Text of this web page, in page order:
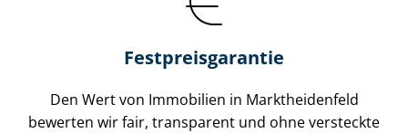
Festpreis​garantie
Den Wert von Immobilien in Marktheidenfeld
bewerten wir fair, transparent und ohne versteckte